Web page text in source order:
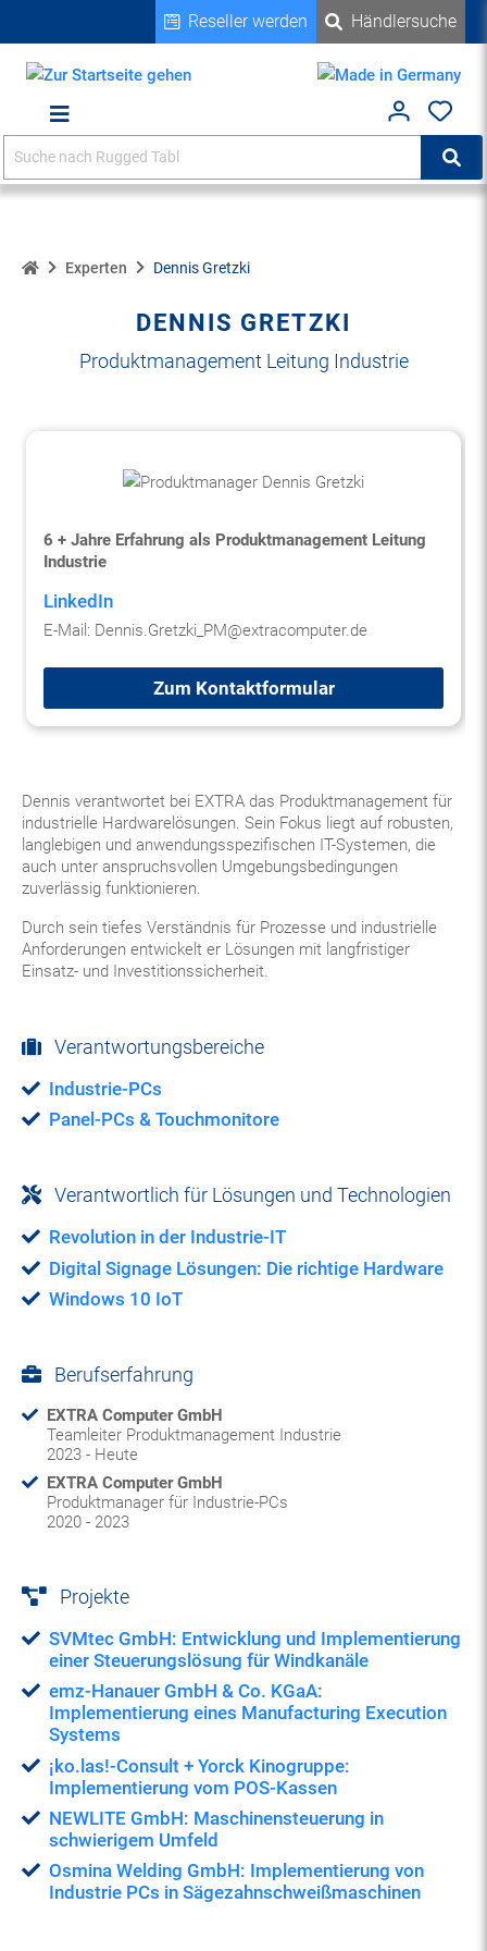
Reseller werden Händlersuche
Suche
Home Experten Dennis Gretzki
DENNIS GRETZKI
Produktmanagement Leitung Industrie
6 + Jahre Erfahrung als Produktmanagement Leitung
Industrie
LinkedIn
E-Mail: Dennis.Gretzki_PM@extracomputer.de
Zum Kontaktformular
Dennis verantwortet bei EXTRA das Produktmanagement für
industrielle Hardwarelösungen. Sein Fokus liegt auf robusten,
langlebigen und anwendungsspezifischen IT-Systemen, die
auch unter anspruchsvollen Umgebungsbedingungen
zuverlässig funktionieren.
Durch sein tiefes Verständnis für Prozesse und industrielle
Anforderungen entwickelt er Lösungen mit langfristiger
Einsatz- und Investitionssicherheit.
Verantwortungsbereiche
Industrie-PCs
Panel-PCs & Touchmonitore
Verantwortlich für Lösungen und Technologien
Revolution in der Industrie-IT
Digital Signage Lösungen: Die richtige Hardware
Windows 10 IoT
Berufserfahrung
EXTRA Computer GmbH
Teamleiter Produktmanagement Industrie
2023 - Heute
EXTRA Computer GmbH
Produktmanager für Industrie-PCs
2020 - 2023
Projekte
SVMtec GmbH: Entwicklung und Implementierung
einer Steuerungslösung für Windkanäle
emz-Hanauer GmbH & Co. KGaA:
Implementierung eines Manufacturing Execution
Systems
¡ko.las!-Consult + Yorck Kinogruppe:
Implementierung vom POS-Kassen
NEWLITE GmbH: Maschinensteuerung in
schwierigem Umfeld
Osmina Welding GmbH: Implementierung von
Industrie PCs in Sägezahnschweißmaschinen